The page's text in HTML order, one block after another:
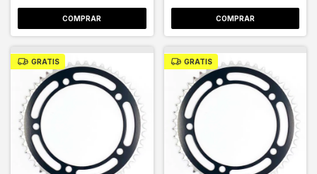
COMPRAR
GRATIS GRATIS